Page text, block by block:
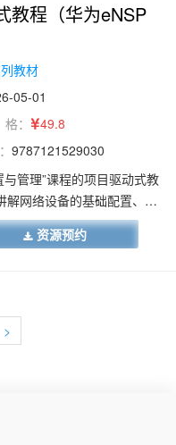
教程（华为eNSP
教材
05-01
49.8
9787121529030
管理”课程的项目驱动式教
网络设备的基础配置、业
元。学习单元1 介绍eNSP
企业局域网建设与安全配
型本科院校计算机网络技
网络工作从业人员的参考
资源预约
>